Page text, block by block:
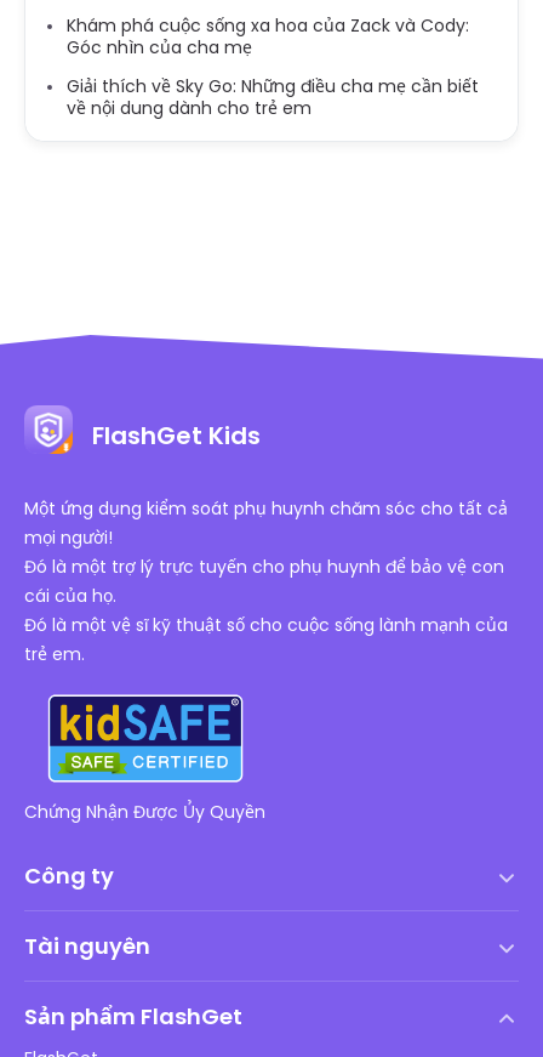
Khám phá cuộc sống xa hoa của Zack và Cody:
Góc nhìn của cha mẹ
Giải thích về Sky Go: Những điều cha mẹ cần biết
về nội dung dành cho trẻ em
FlashGet Kids
Một ứng dụng kiểm soát phụ huynh chăm sóc cho tất cả
mọi người!
Đó là một trợ lý trực tuyến cho phụ huynh để bảo vệ con
cái của họ.
Đó là một vệ sĩ kỹ thuật số cho cuộc sống lành mạnh của
trẻ em.
Chứng Nhận Được Ủy Quyền
Công ty
Thỏa thuận cấp phép người dùng cuối
Chính sách DMCA
Tài nguyên
Sản phẩm FlashGet